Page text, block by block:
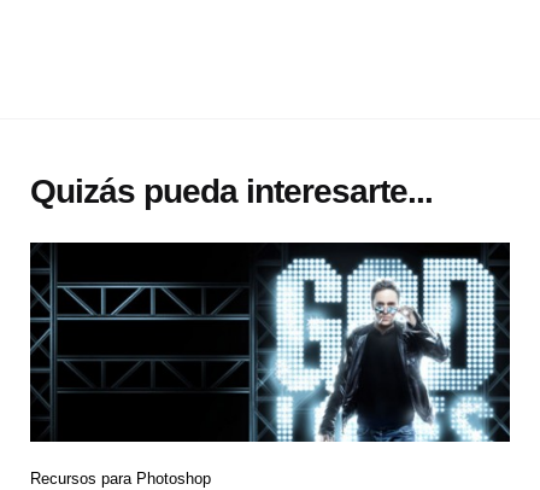
Quizás pueda interesarte...
Recursos para Photoshop